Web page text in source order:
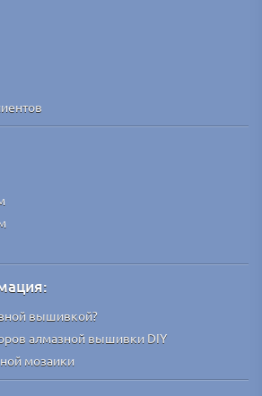
вышивкой?
алмазной вышивки DIY
мозаики